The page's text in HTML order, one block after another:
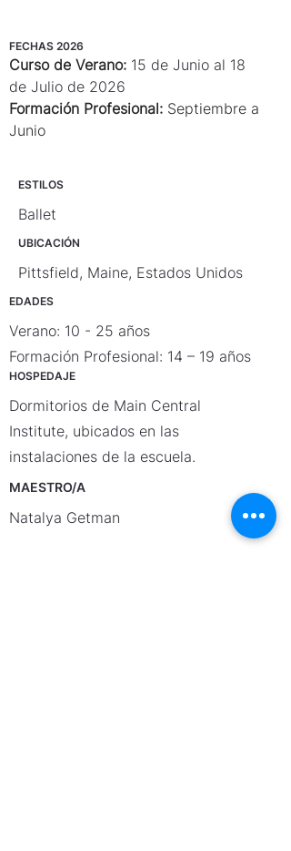
FECHAS 2026
Curso de Verano: 15 de Junio al 18
de Julio de 2026
Formación Profesional: Septiembre a
Junio
ESTILOS
Ballet
UBICACIÓN
Pittsfield, Maine, Estados Unidos
EDADES
Verano: 10 - 25 años
Formación Profesional: 14 – 19 años
HOSPEDAJE
Dormitorios de Main Central
Institute, ubicados en las
instalaciones de la escuela.
MAESTRO/A
Natalya Getman